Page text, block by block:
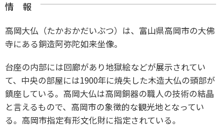
情 報
高岡大仏（たかおかだいぶつ）は、富山県高岡市の大佛
寺にある銅造阿弥陀如来坐像。
台座の内部には回廊があり地獄絵などが展示されてい
て、中央の部屋には1900年に焼失した木造大仏の頭部が
鎮座している。高岡大仏は高岡銅器の職人の技術の結晶
と言えるもので、高岡市の象徴的な観光地となってい
る。高岡市指定有形文化財に指定されている。